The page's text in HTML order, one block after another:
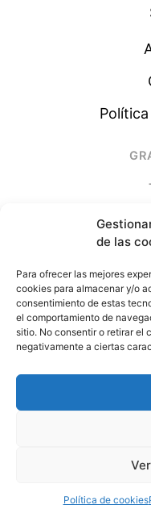
de las
Para ofrecer las mejores
cookies para almacenar y/o
consentimiento de estas
el comportamiento de
sitio. No consentir o retirar el
negativamente a ciertas
Política de cookies
Electrimega ©.